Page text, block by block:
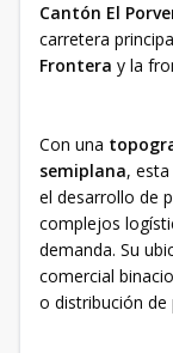
Cantón El
carretera
Frontera y la
Con una
semiplana,
el desarrollo de
complejos
demanda. Su
comercial
o distribución de